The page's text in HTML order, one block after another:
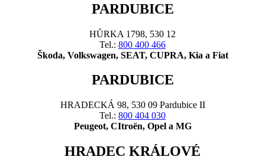
PARDUBICE
HŮRKA 1798, 530 12
Tel.: 800 400 466
Škoda, Volkswagen, SEAT, CUPRA, Kia a Fiat
PARDUBICE
HRADECKÁ 98, 530 09 Pardubice II
Tel.: 800 404 030
Peugeot, CItroën, Opel a MG
HRADEC KRÁLOVÉ